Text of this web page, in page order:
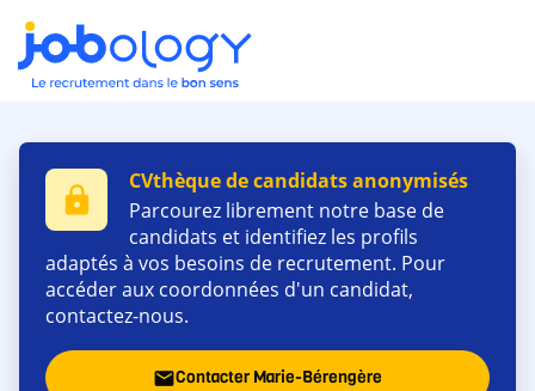
lock
CVthèque de candidats anonymisés
Parcourez librement notre base de
candidats et identifiez les profils
adaptés à vos besoins de recrutement. Pour
accéder aux coordonnées d'un candidat,
contactez-nous.
emailContacter Marie-Bérengère